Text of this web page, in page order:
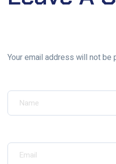
Your email address will not be